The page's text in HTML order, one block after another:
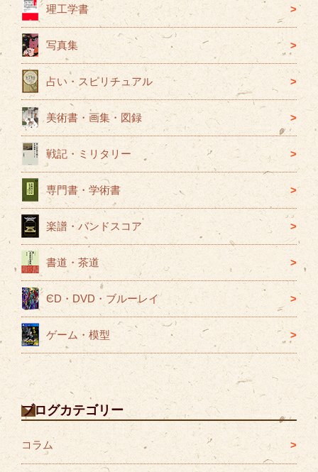
ー
理工学書
写真集
占い・スピリチュアル
美術書・画集・図録
戦記・ミリタリー
専門書・学術書
楽譜・バンドスコア
書道・茶道
CD・DVD・ブルーレイ
ゲーム・模型
ブログカテゴリー
コラム